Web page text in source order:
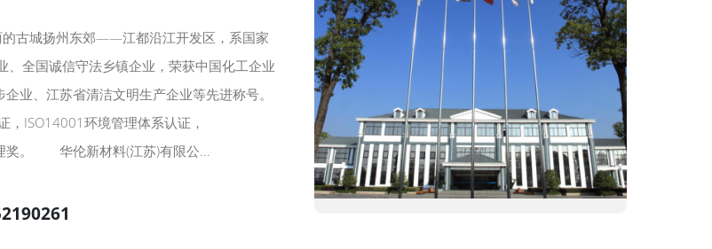
古城扬州东郊——江都沿江开发区，系国家
全国诚信守法乡镇企业，荣获中国化工企业
业、江苏省清洁文明生产企业等先进称号。
ISO14001环境管理体系认证，
奖。 华伦新材料(江苏)有限公...